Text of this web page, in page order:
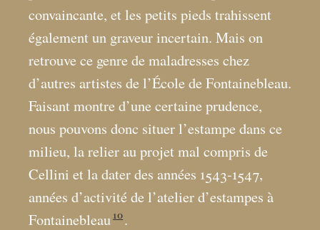
convaincante, et les petits pieds trahissent
également un graveur incertain. Mais on
retrouve ce genre de maladresses chez
d’autres artistes de l’École de Fontainebleau.
Faisant montre d’une certaine prudence,
nous pouvons donc situer l’estampe dans ce
milieu, la relier au projet mal compris de
Cellini et la dater des années 1543-1547,
années d’activité de l’atelier d’estampes à
Fontainebleau 10.